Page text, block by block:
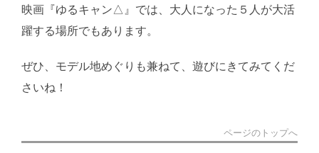
映画『ゆるキャン△』では、大人になった５人が大活
躍する場所でもあります。
ぜひ、モデル地めぐりも兼ねて、遊びにきてみてくだ
さいね！
ページのトップへ